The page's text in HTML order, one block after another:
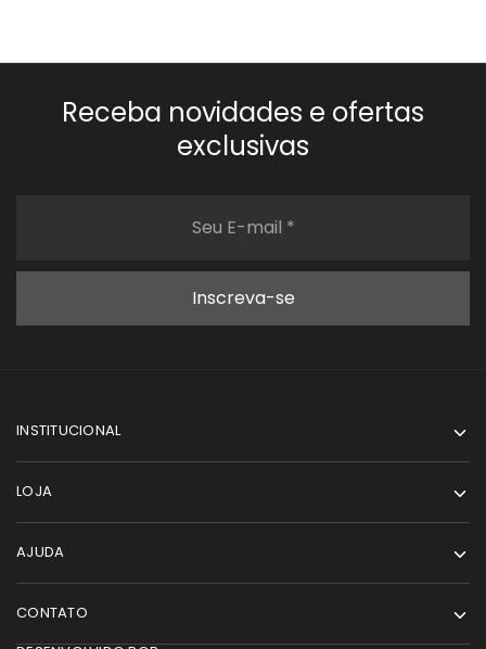
Receba novidades e ofertas
exclusivas
INSTITUCIONAL
LOJA
AJUDA
CONTATO